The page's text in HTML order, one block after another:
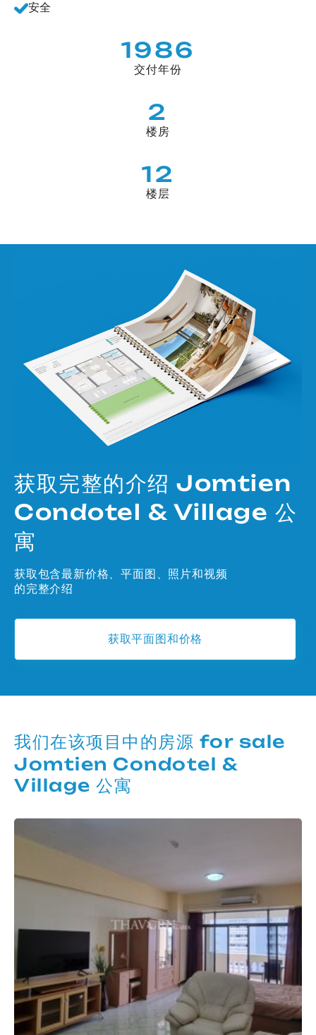
安全
1986
交付年份
2
楼房
12
楼层
获取完整的介绍 Jomtien
Condotel & Village 公
寓
获取包含最新价格、平面图、照片和视频
的完整介绍
获取平面图和价格
我们在该项目中的房源 for sale
Jomtien Condotel &
Village 公寓